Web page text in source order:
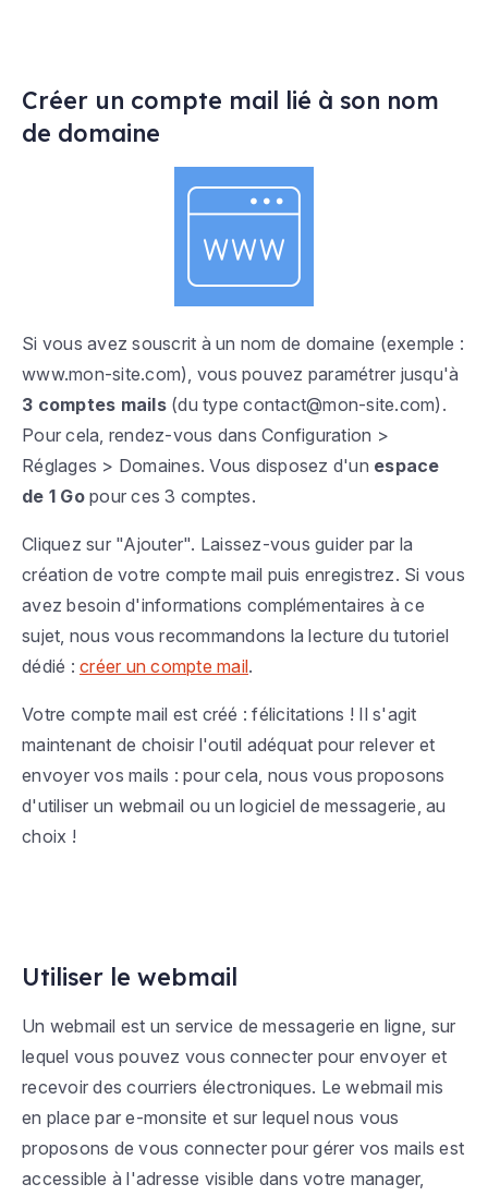
Créer un compte mail lié à son nom
de domaine
Si vous avez souscrit à un nom de domaine (exemple :
www.mon-site.com), vous pouvez paramétrer jusqu'à
3 comptes mails(du typecontact@mon-site.com) .
Pour cela, rendez-vous dans Configuration >
Réglages > Domaines. Vous disposez d'un espace
de 1 Gopour ces 3 comptes.
Cliquez sur "Ajouter". Laissez-vous guider par la
création de votre compte mail puis enregistrez. Si vous
avez besoin d'informations complémentaires à ce
sujet, nous vous recommandons la lecture du tutoriel
dédié : créer un compte mail.
Votre compte mail est créé : félicitations ! Il s'agit
maintenant de choisir l'outil adéquat pour relever et
envoyer vos mails : pour cela, nous vous proposons
d'utiliser un webmail ou un logiciel de messagerie, au
choix !
Utiliser le webmail
Un webmail est un service de messagerie en ligne, sur
lequel vous pouvez vous connecter pour envoyer et
recevoir des courriers électroniques. Le webmail mis
en place par e-monsite et sur lequel nous vous
proposons de vous connecter pour gérer vos mails est
accessible à l'adresse visible dans votre manager,